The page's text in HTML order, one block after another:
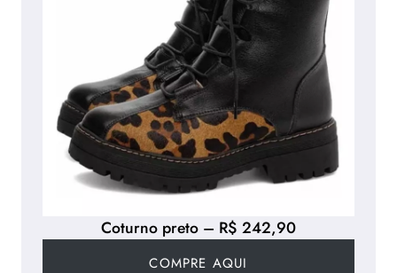
Coturno preto – R$ 242,90
COMPRE AQUI